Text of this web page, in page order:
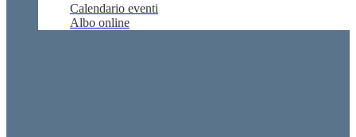
Calendario eventi
Albo online